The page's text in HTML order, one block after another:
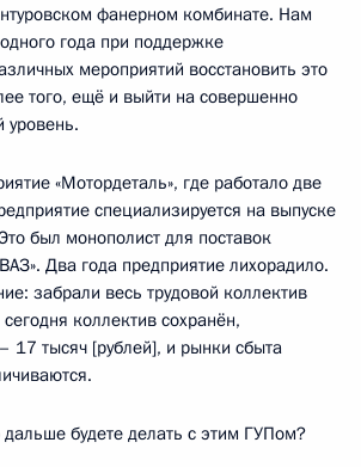
фанерном комбинате. Нам
года при поддержке
мероприятий восстановить это
того, ещё и выйти на совершенно
уровень.
«Мотордеталь», где работало две
специализируется на выпуске
был монополист для поставок
Два года предприятие лихорадило.
забрали весь трудовой коллектив
коллектив сохранён,
17 тысяч [рублей], и рынки сбыта
дальше будете делать с этим ГУПом?